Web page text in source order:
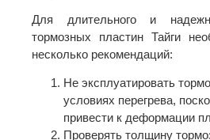
Для длительного и
тормозных пластин Тайги
несколько рекомендаций:
Не эксплуатировать
условиях перегрева,
привести к деформации
Проверять толщину